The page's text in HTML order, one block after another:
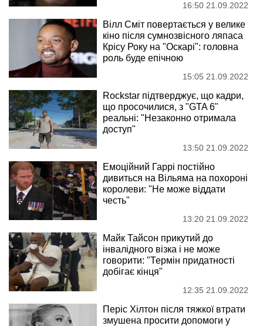
16:50 21.09.2022
Вілл Сміт повертається у велике
кіно після сумнозвісного ляпаса
Крісу Року на "Оскарі": головна
роль буде епічною
15:05 21.09.2022
Rockstar підтверджує, що кадри,
що просочилися, з "GTA 6"
реальні: "Незаконно отримала
доступ"
13:50 21.09.2022
Емоційний Гаррі постійно
дивиться на Вільяма на похороні
королеви: "Не може віддати
честь"
13:20 21.09.2022
Майк Тайсон прикутий до
інвалідного візка і не може
говорити: "Термін придатності
добігає кінця"
12:35 21.09.2022
Періс Хілтон після тяжкої втрати
змушена просити допомоги у